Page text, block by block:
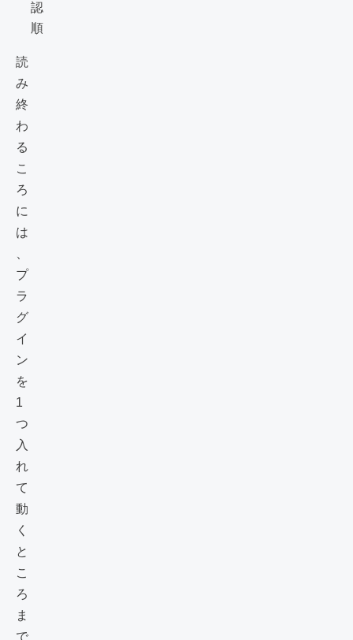
認
順
読
み
終
わ
る
こ
ろ
に
は
プ
ラ
グ
イ
ン
を
1
つ
入
れ
て
動
く
と
こ
ろ
ま
で